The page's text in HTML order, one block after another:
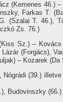
(Kemenes 46.)
Farkas T.
(Szalai T. 46.),
Zs. 76.)
Sz.) –
(Forgács),
– Kozarek (Da
Nógrádi (39.)
Budovinszky (66.)